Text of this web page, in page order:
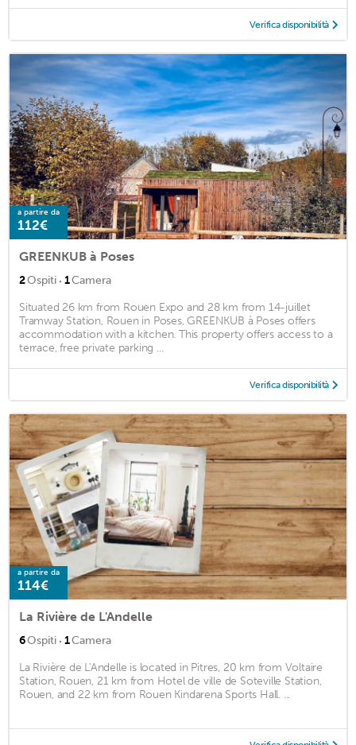
Verifica disponibilità
a partire da
112€
GREENKUB à Poses
2Ospiti · 1Camera
Situated 26 km from Rouen Expo and 28 km from 14-juillet
Tramway Station, Rouen in Poses, GREENKUB à Poses offers
accommodation with a kitchen. This property offers access to a
terrace, free private parking ...
Verifica disponibilità
a partire da
114€
La Rivière de L'Andelle
6Ospiti · 1Camera
La Rivière de L'Andelle is located in Pitres, 20 km from Voltaire
Station, Rouen, 21 km from Hotel de ville de Soteville Station,
Rouen, and 22 km from Rouen Kindarena Sports Hall. ...